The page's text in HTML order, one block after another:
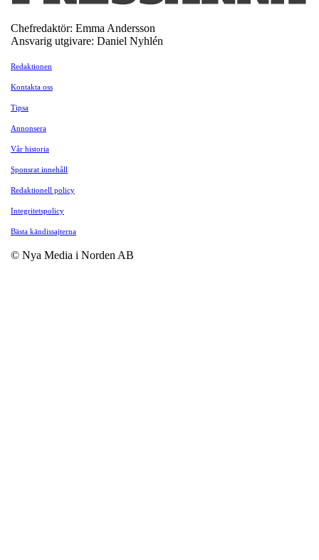
Chefredaktör: Emma Andersson
Ansvarig utgivare: Daniel Nyhlén
Redaktionen
Kontakta oss
Tipsa
Annonsera
Vår historia
Sponsrat innehåll
Redaktionell policy
Integritetspolicy
Bästa kändissajterna
© Nya Media i Norden AB